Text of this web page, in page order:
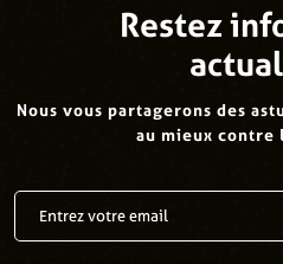
Restez
Nous vous partagerons des
au mieux contre